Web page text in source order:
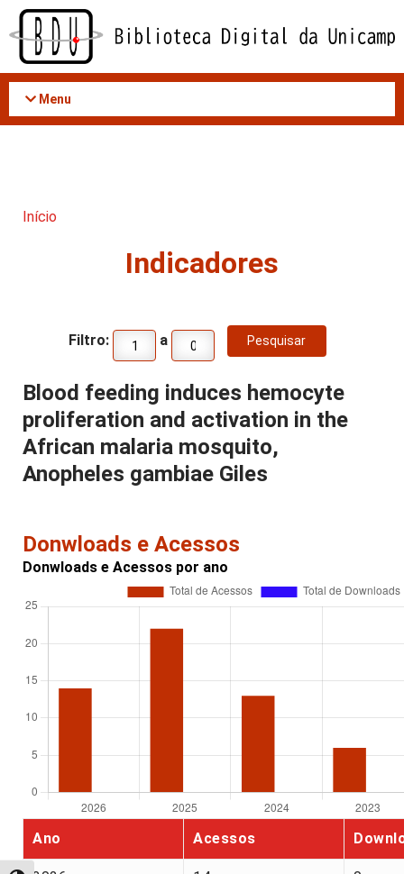
Acessar
conteúdo
Menu
Início
Indicadores
Filtro: a
Blood feeding induces hemocyte
proliferation and activation in the
African malaria mosquito,
Anopheles gambiae Giles
Donwloads e Acessos
Donwloads e Acessos por ano
Ano Acessos